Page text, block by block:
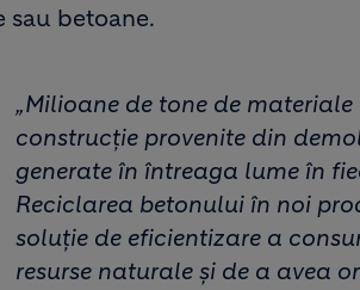
sau betoane.
„Milioane de tone de materiale
construcție provenite din
generate în întreaga lume în
Reciclarea betonului în noi
soluție de eficientizare a
resurse naturale și de a avea